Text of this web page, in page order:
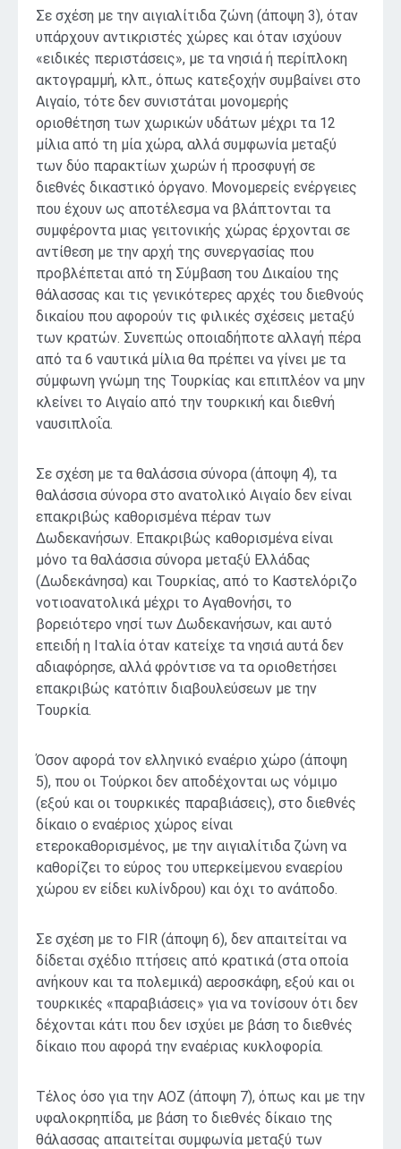
Σε σχέση με την αιγιαλίτιδα ζώνη (άποψη 3), όταν
υπάρχουν αντικριστές χώρες και όταν ισχύουν
«ειδικές περιστάσεις», με τα νησιά ή περίπλοκη
ακτογραμμή, κλπ., όπως κατεξοχήν συμβαίνει στο
Αιγαίο, τότε δεν συνιστάται μονομερής
οριοθέτηση των χωρικών υδάτων μέχρι τα 12
μίλια από τη μία χώρα, αλλά συμφωνία μεταξύ
των δύο παρακτίων χωρών ή προσφυγή σε
διεθνές δικαστικό όργανο. Μονομερείς ενέργειες
που έχουν ως αποτέλεσμα να βλάπτονται τα
συμφέροντα μιας γειτονικής χώρας έρχονται σε
αντίθεση με την αρχή της συνεργασίας που
προβλέπεται από τη Σύμβαση του Δικαίου της
θάλασσας και τις γενικότερες αρχές του διεθνούς
δικαίου που αφορούν τις φιλικές σχέσεις μεταξύ
των κρατών. Συνεπώς οποιαδήποτε αλλαγή πέρα
από τα 6 ναυτικά μίλια θα πρέπει να γίνει με τα
σύμφωνη γνώμη της Τουρκίας και επιπλέον να μην
κλείνει το Αιγαίο από την τουρκική και διεθνή
ναυσιπλοΐα.
Σε σχέση με τα θαλάσσια σύνορα (άποψη 4), τα
θαλάσσια σύνορα στο ανατολικό Αιγαίο δεν είναι
επακριβώς καθορισμένα πέραν των
Δωδεκανήσων. Επακριβώς καθορισμένα είναι
μόνο τα θαλάσσια σύνορα μεταξύ Ελλάδας
(Δωδεκάνησα) και Τουρκίας, από το Καστελόριζο
νοτιοανατολικά μέχρι το Αγαθονήσι, το
βορειότερο νησί των Δωδεκανήσων, και αυτό
επειδή η Ιταλία όταν κατείχε τα νησιά αυτά δεν
αδιαφόρησε, αλλά φρόντισε να τα οριοθετήσει
επακριβώς κατόπιν διαβουλεύσεων με την
Τουρκία.
Όσον αφορά τον ελληνικό εναέριο χώρο (άποψη
5), που οι Τούρκοι δεν αποδέχονται ως νόμιμο
(εξού και οι τουρκικές παραβιάσεις), στο διεθνές
δίκαιο ο εναέριος χώρος είναι
ετεροκαθορισμένος, με την αιγιαλίτιδα ζώνη να
καθορίζει το εύρος του υπερκείμενου εναερίου
χώρου εν είδει κυλίνδρου) και όχι το ανάποδο.
Σε σχέση με το FIR (άποψη 6), δεν απαιτείται να
δίδεται σχέδιο πτήσεις από κρατικά (στα οποία
ανήκουν και τα πολεμικά) αεροσκάφη, εξού και οι
τουρκικές «παραβιάσεις» για να τονίσουν ότι δεν
δέχονται κάτι που δεν ισχύει με βάση το διεθνές
δίκαιο που αφορά την εναέριας κυκλοφορία.
Τέλος όσο για την ΑΟΖ (άποψη 7), όπως και με την
υφαλοκρηπίδα, με βάση το διεθνές δίκαιο της
θάλασσας απαιτείται συμφωνία μεταξύ των